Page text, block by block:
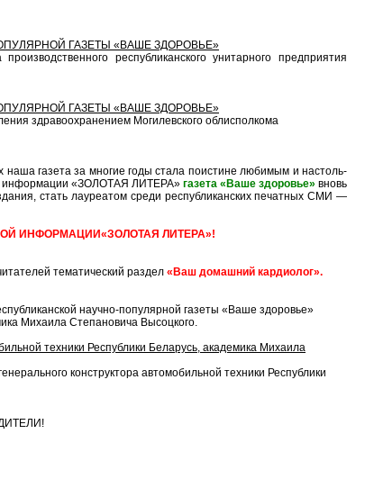
ГАЗЕТЫ «ВАШЕ ЗДОРОВЬЕ»
рес­пуб­ли­кан­ско­го уни­тар­но­го пред­при­я­тия
ГАЗЕТЫ «ВАШЕ ЗДОРОВЬЕ»
здра­во­ох­ра­не­ни­ем Мо­ги­лев­ско­го обл­испол­кома
газета за многие го­ды ста­ла по­ис­ти­не лю­би­мым и настоль­
ин­фор­ма­ции «ЗОЛОТАЯ ЛИТЕРА» га­зе­та «Ваше здоровье» вновь
стать лау­ре­а­том сре­ди рес­пуб­ли­кан­ских пе­чат­ных СМИ —
ИНФОРМАЦИИ«ЗОЛОТАЯ ЛИТЕРА»!
тематический раздел «Ваш домашний кардиолог».
научно-популярной газеты «Ваше здоровье»
Михаила Степановича Высоцкого.
техники Республики Беларусь, академика Михаила
конструктора автомобильной техники Республики